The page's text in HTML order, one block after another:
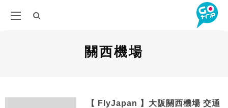
關西機場
【 FlyJapan 】大阪關西機場 交通